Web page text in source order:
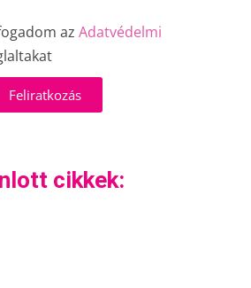
azAdatvédelmi
Feliratkozás
cikkek: